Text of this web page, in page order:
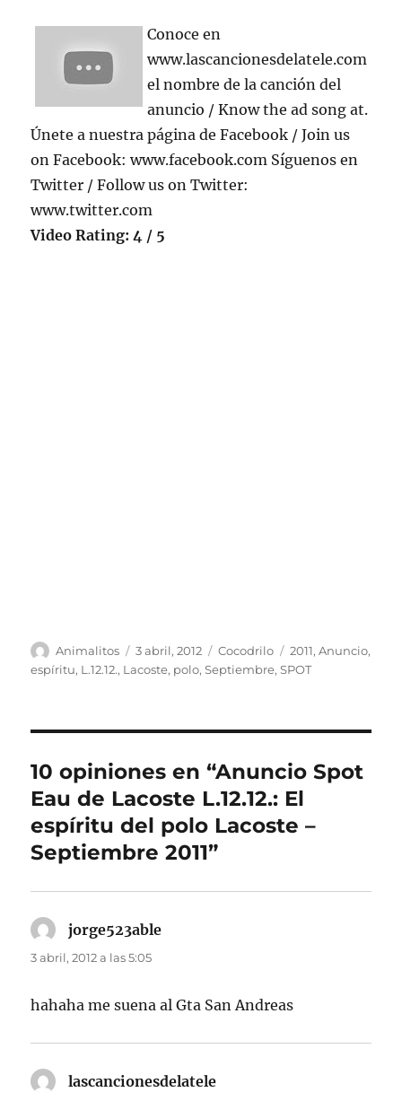
Conoce en
www.lascancionesdelatele.com
el nombre de la canción del
anuncio / Know the ad song at.
Únete a nuestra página de Facebook / Join us
on Facebook: www.facebook.com Síguenos en
Twitter / Follow us on Twitter:
www.twitter.com
Video Rating: 4 / 5
Autor
Animalitos
Publicado
el
3 abril, 2012 Categorías
Cocodrilo Etiquetas
2011,Anuncio,
espíritu, L.12.12., Lacoste, polo,Septiembre,SPOT
10 opiniones en “Anuncio Spot
Eau de Lacoste L.12.12.: El
espíritu del polo Lacoste –
Septiembre 2011”
jorge523able
3 abril, 2012 a las 5:05
hahaha me suena al Gta San Andreas
lascancionesdelatele